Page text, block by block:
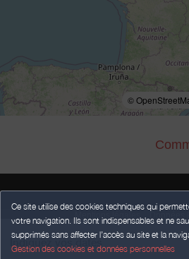
Ce site utilise des cookies techniques qui
votre navigation. Ils sont indispensables et ne
supprimés sans affecter l’accès au site et la
Gestion des cookies et données personnelles
©
Mentions légales
Données
Conditions Générales
Propulsé par
,services destinés
touristiques,en partenariat avecOffice de
Indiquez vos dates